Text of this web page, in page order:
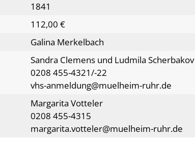
1841
112,00 €
Galina Merkelbach
Sandra Clemens und Ludmila Scherbakov
0208 455-4321/-22
vhs-anmeldung@muelheim-ruhr.de
Margarita Votteler
0208 455-4315
margarita.votteler@muelheim-ruhr.de